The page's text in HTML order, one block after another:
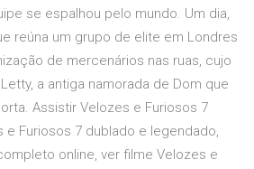
se espalhou pelo mundo. Um dia,
reúna um grupo de elite em Londres
de mercenários nas ruas, cujo
a antiga namorada de Dom que
Assistir Velozes e Furiosos 7
e Furiosos 7 dublado e legendado,
online, ver filme Velozes e